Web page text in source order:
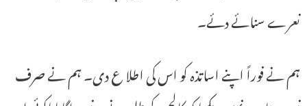
نعرے سنائے دئے۔
ہم نے فوراً اپنے اساتذہ کو اس کی اطلا ع دی۔ ہم نے صرف